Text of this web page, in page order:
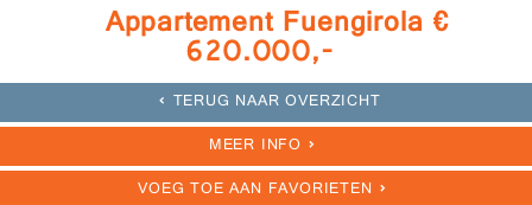
Appartement Fuengirola €
620.000,-
TERUG NAAR OVERZICHT
MEER INFO
VOEG TOE AAN FAVORIETEN